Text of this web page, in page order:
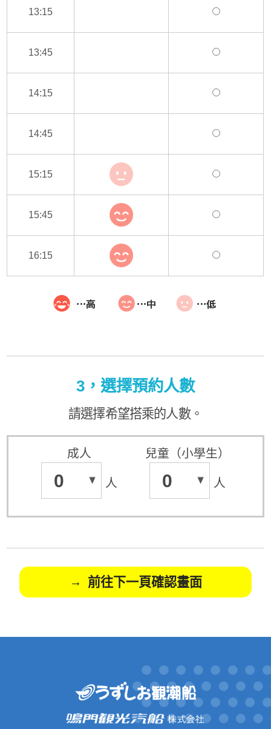
13:15
13:45
14:15
14:45
15:15
15:45
16:15
3，選擇預約人數
請選擇希望搭乘的人數。
成人
0 人
兒童（小學生）
0 人
前往下一頁確認畫面